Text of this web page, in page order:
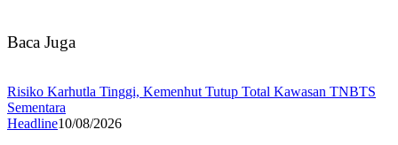
Baca Juga
Risiko Karhutla Tinggi, Kemenhut Tutup Total Kawasan TNBTS
Sementara
Headline10/08/2026